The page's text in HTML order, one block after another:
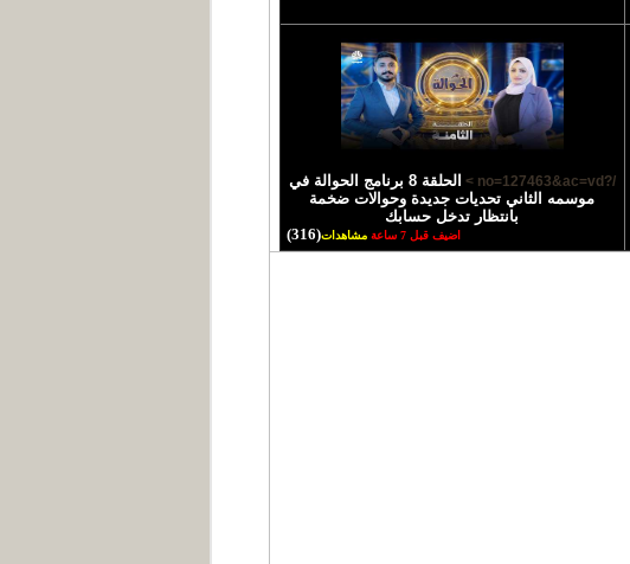
/?no=127463&ac=vd >
الحلقة 8 برنامج الحوالة في
موسمه الثاني تحديات جديدة وحوالات ضخمة
بانتظار تدخل حسابك
اضيف قبل 7 ساعة مشاهدات(316)